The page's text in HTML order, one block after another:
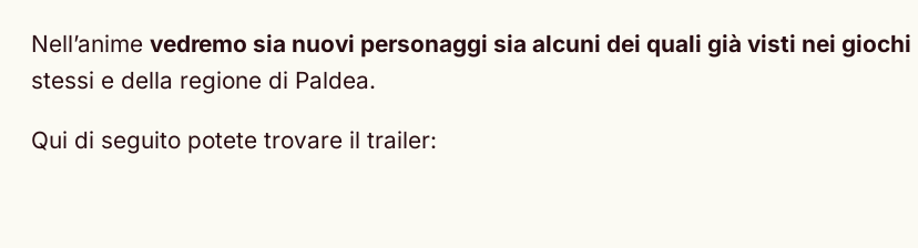
Nell’anime vedremo sia nuovi personaggi sia alcuni dei quali già visti nei giochi
stessi e della regione di Paldea.
Qui di seguito potete trovare il trailer: